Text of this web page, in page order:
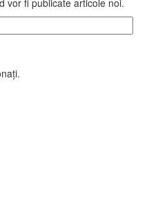
vor fi publicate articole noi.